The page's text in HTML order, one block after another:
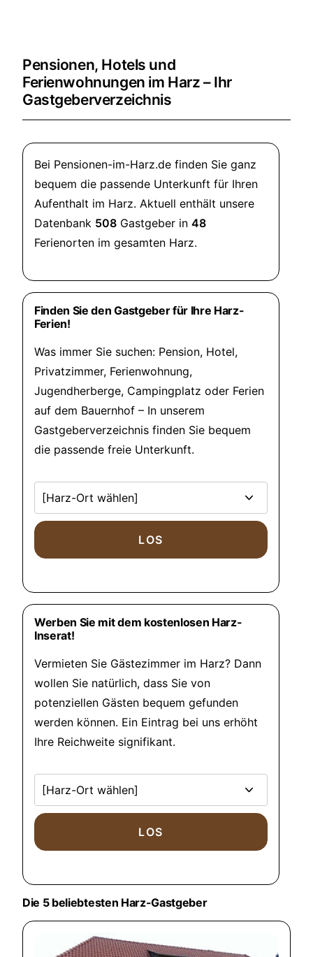
Pensionen, Hotels und
Ferienwohnungen im Harz – Ihr
Gastgeberverzeichnis
Bei Pensionen-im-Harz.de finden Sie ganz
bequem die passende Unterkunft für Ihren
Aufenthalt im Harz. Aktuell enthält unsere
Datenbank 508 Gastgeber in 48
Ferienorten im gesamten Harz.
Finden Sie den Gastgeber für Ihre Harz-
Ferien!
Was immer Sie suchen: Pension, Hotel,
Privatzimmer, Ferienwohnung,
Jugendherberge, Campingplatz oder Ferien
auf dem Bauernhof – In unserem
Gastgeberverzeichnis finden Sie bequem
die passende freie Unterkunft.
Werben Sie mit dem kostenlosen Harz-
Inserat!
Vermieten Sie Gästezimmer im Harz? Dann
wollen Sie natürlich, dass Sie von
potenziellen Gästen bequem gefunden
werden können. Ein Eintrag bei uns erhöht
Ihre Reichweite signifikant.
Die 5 beliebtesten Harz-Gastgeber